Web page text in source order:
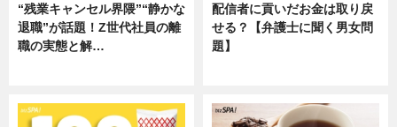
“残業キャンセル界隈”“静かな
退職”が話題！Z世代社員の離
職の実態と解…
配信者に貢いだお金は取り戻
せる？【弁護士に聞く男女問
題】